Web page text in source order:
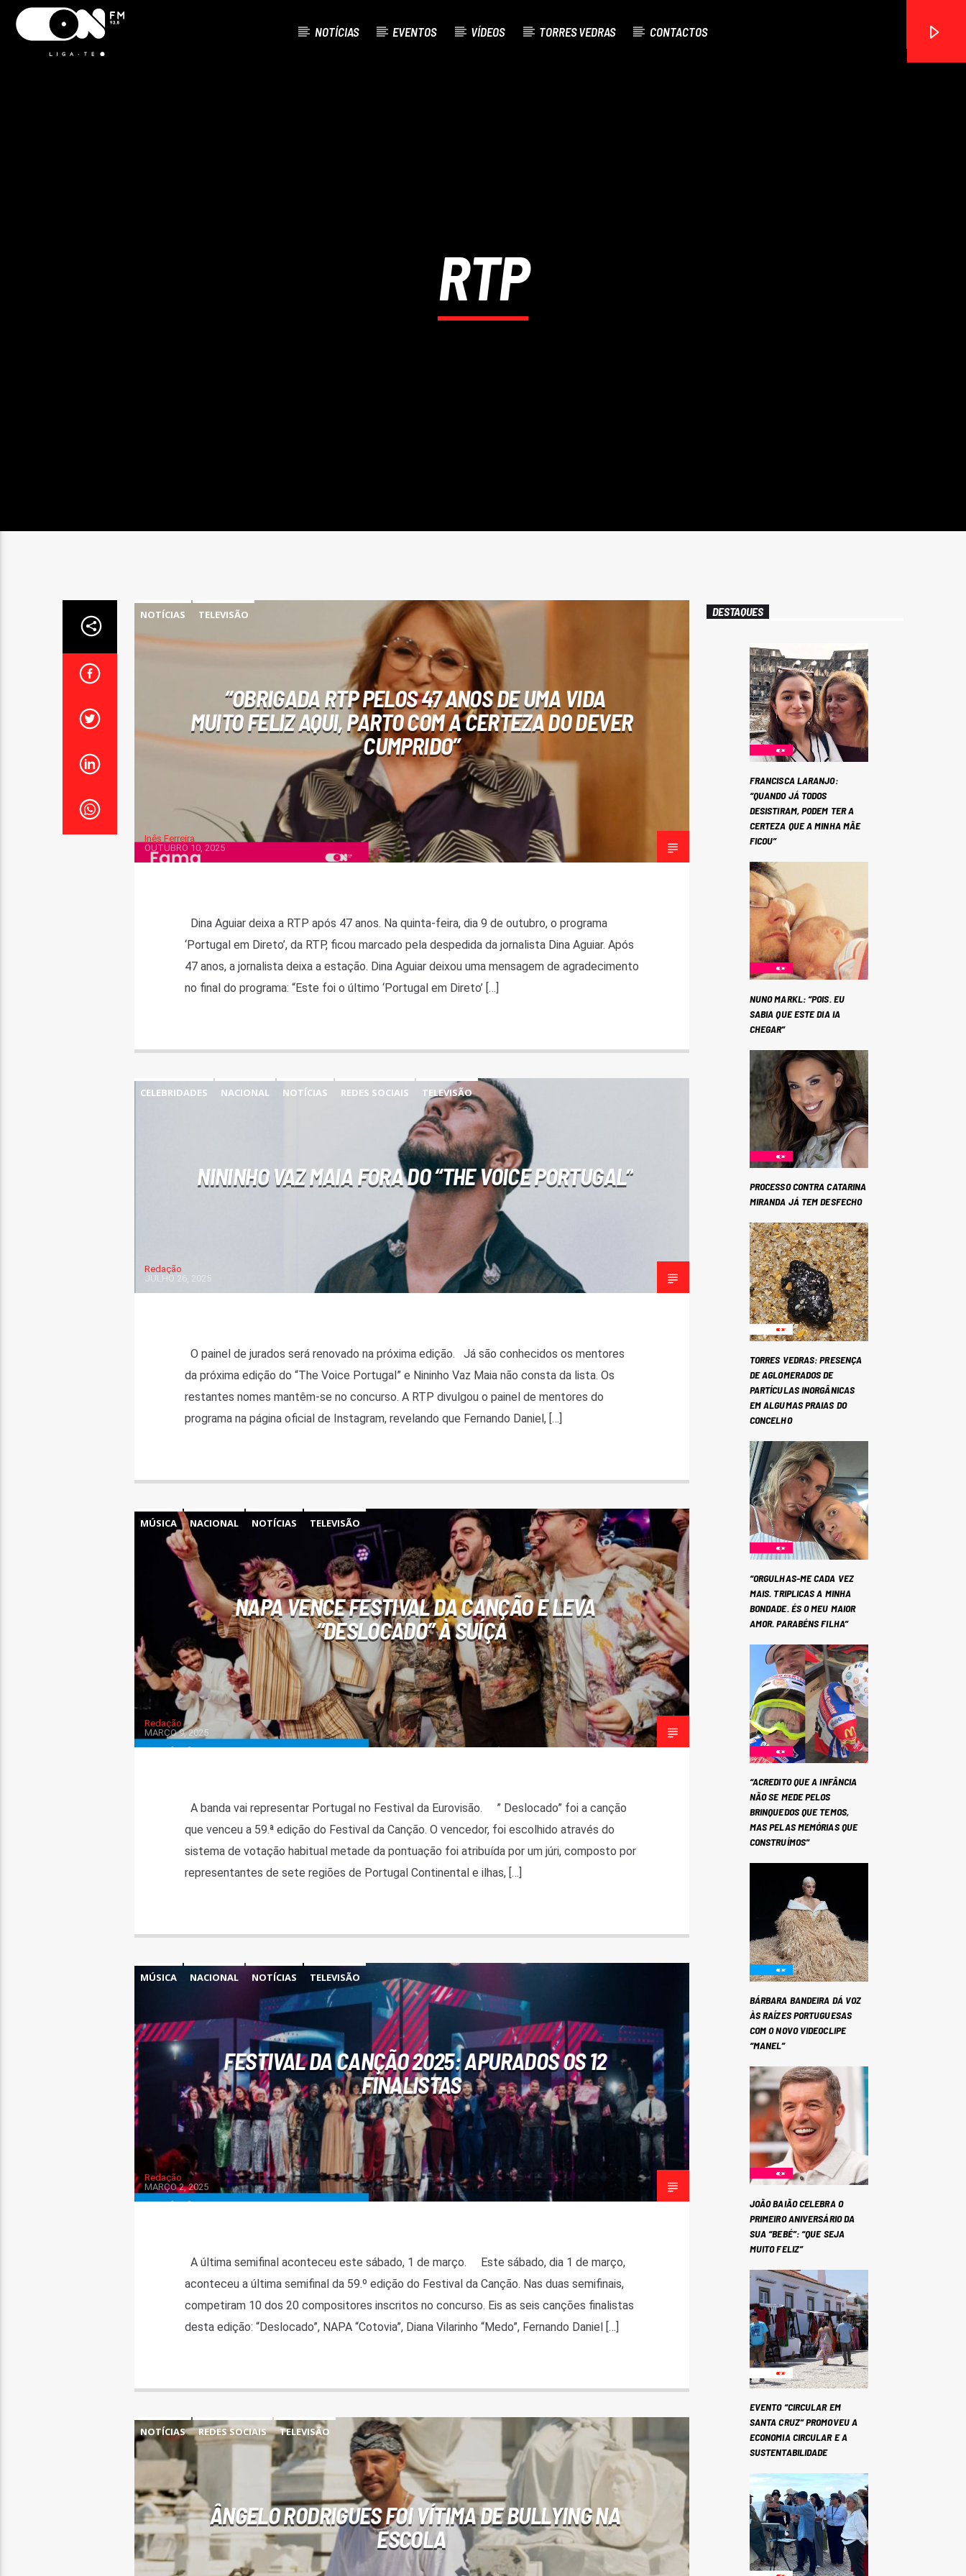
NOTÍCIAS EVENTOS VÍDEOS TORRES VEDRAS CONTACTOS
RTP
NOTÍCIAS TELEVISÃO
“OBRIGADA RTP PELOS 47 ANOS DE UMA VIDA
MUITO FELIZ AQUI, PARTO COM A CERTEZA DO DEVER
CUMPRIDO”
Inês Ferreira
OUTUBRO 10, 2025
Dina Aguiar deixa a RTP após 47 anos. Na quinta-feira, dia 9 de outubro, o programa
‘Portugal em Direto’, da RTP, ficou marcado pela despedida da jornalista Dina Aguiar. Após
47 anos, a jornalista deixa a estação. Dina Aguiar deixou uma mensagem de agradecimento
no final do programa: “Este foi o último ‘Portugal em Direto’ […]
CELEBRIDADES NACIONAL NOTÍCIAS REDES SOCIAIS TELEVISÃO
NININHO VAZ MAIA FORA DO “THE VOICE PORTUGAL”
Redação
JULHO 26, 2025
O painel de jurados será renovado na próxima edição. Já são conhecidos os mentores
da próxima edição do “The Voice Portugal” e Nininho Vaz Maia não consta da lista. Os
restantes nomes mantêm-se no concurso. A RTP divulgou o painel de mentores do
programa na página oficial de Instagram, revelando que Fernando Daniel, […]
MÚSICA NACIONAL NOTÍCIAS TELEVISÃO
NAPA VENCE FESTIVAL DA CANÇÃO E LEVA
“DESLOCADO” À SUÍÇA
Redação
MARÇO 9, 2025
A banda vai representar Portugal no Festival da Eurovisão. ” Deslocado” foi a canção
que venceu a 59.ª edição do Festival da Canção. O vencedor, foi escolhido através do
sistema de votação habitual metade da pontuação foi atribuída por um júri, composto por
representantes de sete regiões de Portugal Continental e ilhas, […]
MÚSICA NACIONAL NOTÍCIAS TELEVISÃO
FESTIVAL DA CANÇÃO 2025: APURADOS OS 12
FINALISTAS
Redação
MARÇO 2, 2025
A última semifinal aconteceu este sábado, 1 de março. Este sábado, dia 1 de março,
aconteceu a última semifinal da 59.º edição do Festival da Canção. Nas duas semifinais,
competiram 10 dos 20 compositores inscritos no concurso. Eis as seis canções finalistas
desta edição: “Deslocado”, NAPA “Cotovia”, Diana Vilarinho “Medo”, Fernando Daniel […]
NOTÍCIAS REDES SOCIAIS TELEVISÃO
ÂNGELO RODRIGUES FOI VÍTIMA DE BULLYING NA
ESCOLA
DESTAQUES
FRANCISCA LARANJO:
“QUANDO JÁ TODOS
DESISTIRAM, PODEM TER A
CERTEZA QUE A MINHA MÃE
FICOU”
NUNO MARKL: “POIS. EU
SABIA QUE ESTE DIA IA
CHEGAR”
PROCESSO CONTRA CATARINA
MIRANDA JÁ TEM DESFECHO
TORRES VEDRAS: PRESENÇA
DE AGLOMERADOS DE
PARTÍCULAS INORGÂNICAS
EM ALGUMAS PRAIAS DO
CONCELHO
“ORGULHAS-ME CADA VEZ
MAIS. TRIPLICAS A MINHA
BONDADE. ÉS O MEU MAIOR
AMOR. PARABÉNS FILHA”
“ACREDITO QUE A INFÂNCIA
NÃO SE MEDE PELOS
BRINQUEDOS QUE TEMOS,
MAS PELAS MEMÓRIAS QUE
CONSTRUÍMOS”
BÁRBARA BANDEIRA DÁ VOZ
ÀS RAÍZES PORTUGUESAS
COM O NOVO VIDEOCLIPE
“MANEL”
JOÃO BAIÃO CELEBRA O
PRIMEIRO ANIVERSÁRIO DA
SUA “BEBÉ”: “QUE SEJA
MUITO FELIZ”
EVENTO “CIRCULAR EM
SANTA CRUZ” PROMOVEU A
ECONOMIA CIRCULAR E A
SUSTENTABILIDADE